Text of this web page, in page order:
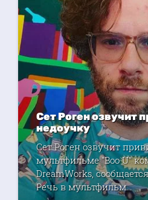
Сет Роген озвучит
недоучку
Сет Роген озвучит
мультфильме "Boo U"
DreamWorks,
Речь в мультфильм...